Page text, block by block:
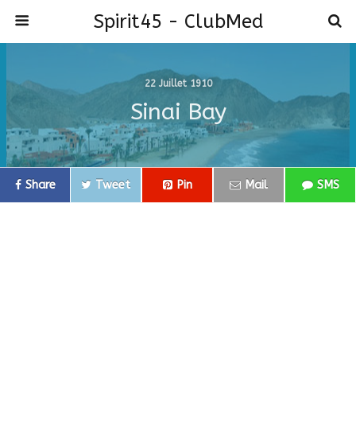
Spirit45 - ClubMed
22 Juillet 1910
Sinai Bay
Share Tweet Pin Mail SMS